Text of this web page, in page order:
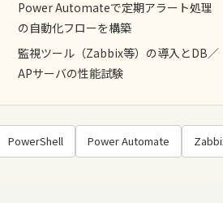
Power Automateで定期アラート処理
の自動化フローを構築
監視ツール（Zabbix等）の導入とDB／
APサーバの性能試験
PowerShell Power Automate